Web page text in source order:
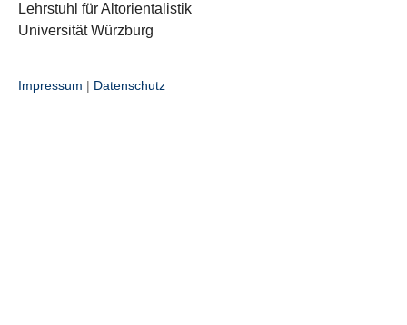
Lehrstuhl für Altorientalistik
Universität Würzburg
Impressum | Datenschutz